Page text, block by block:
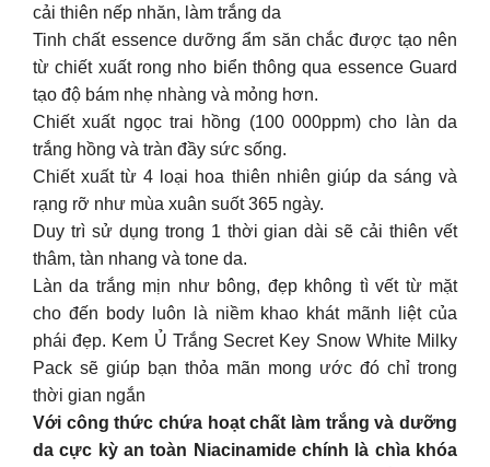
cải thiên nếp nhăn, làm trắng da
Tinh chất essence dưỡng ẩm săn chắc được tạo nên
từ chiết xuất rong nho biển thông qua essence Guard
tạo độ bám nhẹ nhàng và mỏng hơn.
Chiết xuất ngọc trai hồng (100 000ppm) cho làn da
trắng hồng và tràn đầy sức sống.
Chiết xuất từ 4 loại hoa thiên nhiên giúp da sáng và
rạng rỡ như mùa xuân suốt 365 ngày.
Duy trì sử dụng trong 1 thời gian dài sẽ cải thiên vết
thâm, tàn nhang và tone da.
Làn da trắng mịn như bông, đẹp không tì vết từ mặt
cho đến body luôn là niềm khao khát mãnh liệt của
phái đẹp. Kem Ủ Trắng Secret Key Snow White Milky
Pack sẽ giúp bạn thỏa mãn mong ước đó chỉ trong
thời gian ngắn
Với công thức chứa hoạt chất làm trắng và dưỡng
da cực kỳ an toàn Niacinamide chính là chìa khóa